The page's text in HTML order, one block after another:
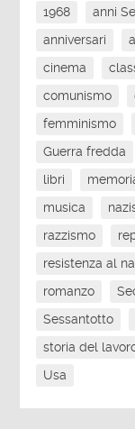
1968 anni
anniversari
cinema
comunismo
femminismo
Guerra fredda
libri
musica
razzismo
resistenza al
romanzo
Sessantotto
storia del
Usa